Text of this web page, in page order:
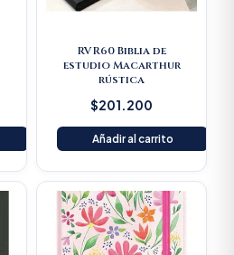
RVR60 Biblia de
estudio Macarthur
rústica
$201.200
Añadir al carrito
Current
$265.900.
Original
price
was:
$189.200.
Current
price